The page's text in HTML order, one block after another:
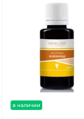
в наличии